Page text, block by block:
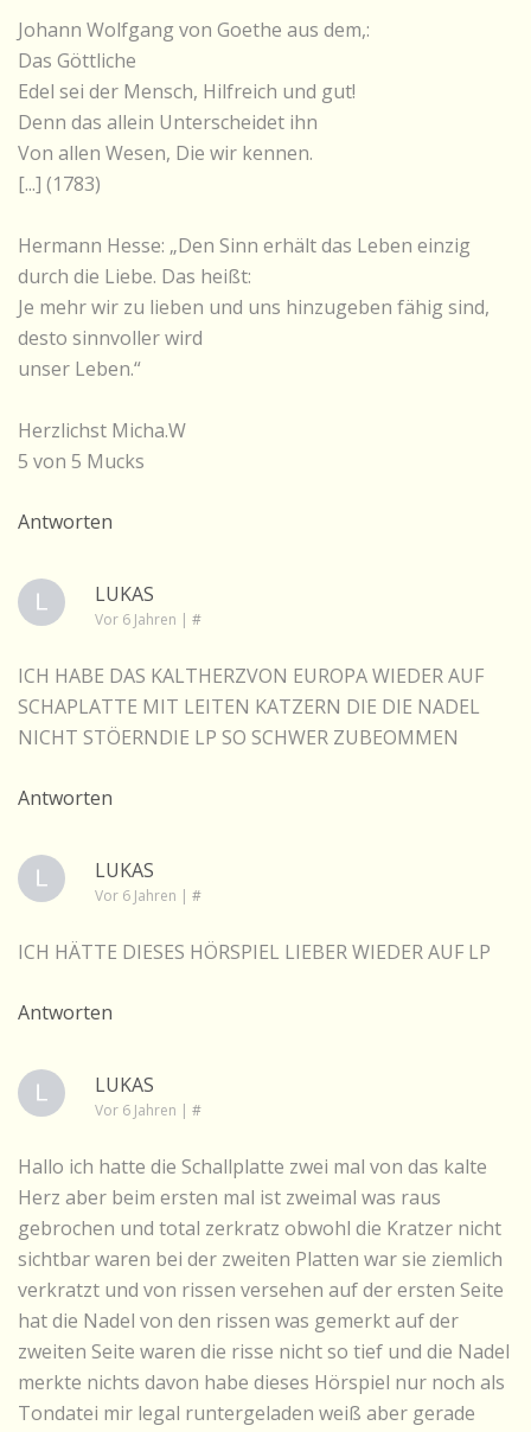
Johann Wolfgang von Goethe aus dem,:
Das Göttliche
Edel sei der Mensch, Hilfreich und gut!
Denn das allein Unterscheidet ihn
Von allen Wesen, Die wir kennen.
[...] (1783)
Hermann Hesse: „Den Sinn erhält das Leben einzig
durch die Liebe. Das heißt:
Je mehr wir zu lieben und uns hinzugeben fähig sind,
desto sinnvoller wird
unser Leben.“
Herzlichst Micha.W
5 von 5 Mucks
Antworten
LUKAS
Vor 6 Jahren | #
ICH HABE DAS KALTHERZVON EUROPA WIEDER AUF
SCHAPLATTE MIT LEITEN KATZERN DIE DIE NADEL
NICHT STÖERNDIE LP SO SCHWER ZUBEOMMEN
Antworten
LUKAS
Vor 6 Jahren | #
ICH HÄTTE DIESES HÖRSPIEL LIEBER WIEDER AUF LP
Antworten
LUKAS
Vor 6 Jahren | #
Hallo ich hatte die Schallplatte zwei mal von das kalte
Herz aber beim ersten mal ist zweimal was raus
gebrochen und total zerkratz obwohl die Kratzer nicht
sichtbar waren bei der zweiten Platten war sie ziemlich
verkratzt und von rissen versehen auf der ersten Seite
hat die Nadel von den rissen was gemerkt auf der
zweiten Seite waren die risse nicht so tief und die Nadel
merkte nichts davon habe dieses Hörspiel nur noch als
Tondatei mir legal runtergeladen weiß aber gerade